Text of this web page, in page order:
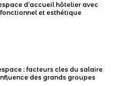
d’accueil hôtelier avec
et esthétique
: facteurs cles du salaire
des grands groupes